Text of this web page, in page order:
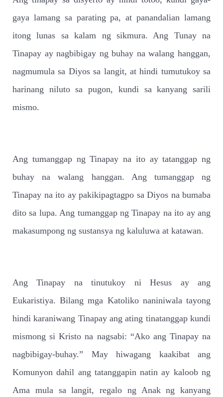
gaya lamang sa parating pa, at panandalian lamang
itong lunas sa kalam ng sikmura. Ang Tunay na
Tinapay ay nagbibigay ng buhay na walang hanggan,
nagmumula sa Diyos sa langit, at hindi tumutukoy sa
harinang niluto sa pugon, kundi sa kanyang sarili
mismo.
Ang tumanggap ng Tinapay na ito ay tatanggap ng
buhay na walang hanggan. Ang tumanggap ng
Tinapay na ito ay pakikipagtagpo sa Diyos na bumaba
dito sa lupa. Ang tumanggap ng Tinapay na ito ay ang
makasumpong ng sustansya ng kaluluwa at katawan.
Ang Tinapay na tinutukoy ni Hesus ay ang
Eukaristiya. Bilang mga Katoliko naniniwala tayong
hindi karaniwang Tinapay ang ating tinatanggap kundi
mismong si Kristo na nagsabi: “Ako ang Tinapay na
nagbibigay-buhay.” May hiwagang kaakibat ang
Komunyon dahil ang tatanggapin natin ay kaloob ng
Ama mula sa langit, regalo ng Anak ng kanyang